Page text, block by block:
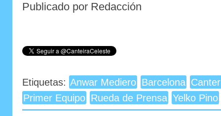
Publicado por Redacción
Etiquetas: Anwar Mediero Barcelona
Primer Equipo Rueda de Prensa Yelko Pino